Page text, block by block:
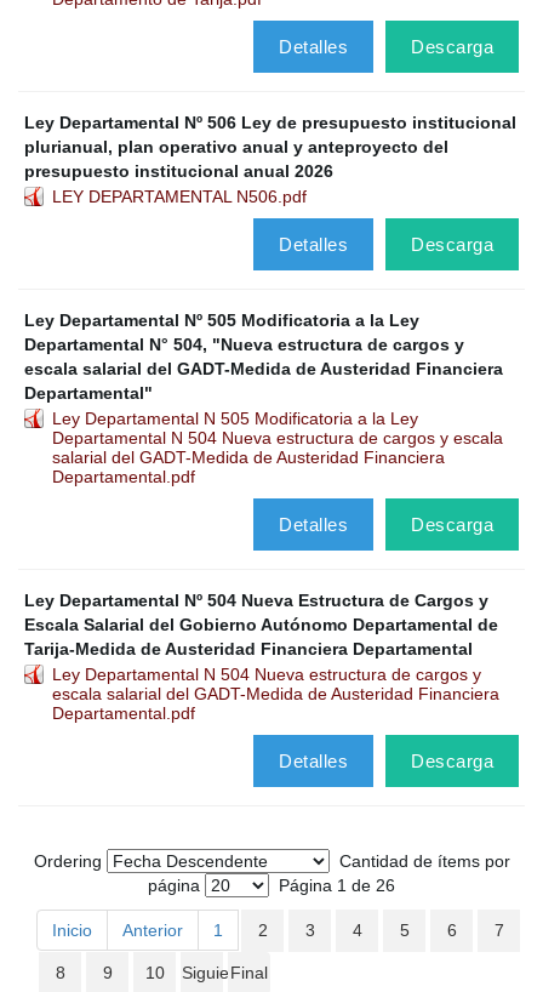
Descarga
Detalles
Ley Departamental Nº 506 Ley de presupuesto institucional
plurianual, plan operativo anual y anteproyecto del
presupuesto institucional anual 2026
LEY DEPARTAMENTAL N506.pdf
Descarga
Detalles
Ley Departamental Nº 505 Modificatoria a la Ley
Departamental N° 504, "Nueva estructura de cargos y
escala salarial del GADT-Medida de Austeridad Financiera
Departamental"
Ley Departamental N 505 Modificatoria a la Ley
Departamental N 504 Nueva estructura de cargos y escala
salarial del GADT-Medida de Austeridad Financiera
Departamental.pdf
Descarga
Detalles
Ley Departamental Nº 504 Nueva Estructura de Cargos y
Escala Salarial del Gobierno Autónomo Departamental de
Tarija-Medida de Austeridad Financiera Departamental
Ley Departamental N 504 Nueva estructura de cargos y
escala salarial del GADT-Medida de Austeridad Financiera
Departamental.pdf
Descarga
Detalles
Ordering
Cantidad de ítems por
página
Página 1 de 26
Inicio Anterior 1 2 3 4 5 6 7
8 9 10 Siguiente
Final